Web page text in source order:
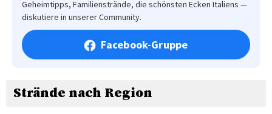
Geheimtipps, Familienstrände, die schönsten Ecken Italiens —
diskutiere in unserer Community.
Facebook-Gruppe
Strände nach Region